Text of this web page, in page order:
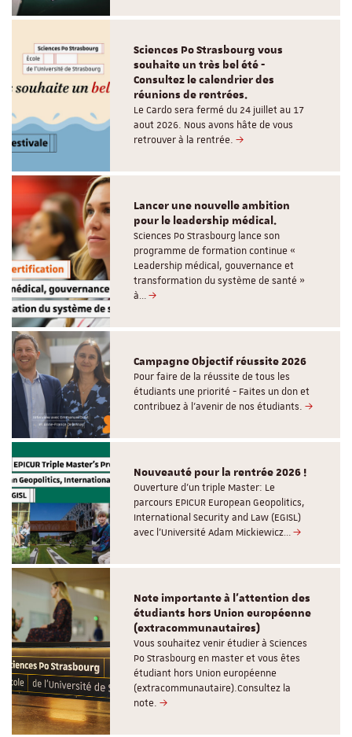
Sciences Po Strasbourg vous
souhaite un très bel été -
Consultez le calendrier des
réunions de rentrées.
Le Cardo sera fermé du 24 juillet au 17
aout 2026. Nous avons hâte de vous
retrouver à la rentrée.
Lancer une nouvelle ambition
pour le leadership médical.
Sciences Po Strasbourg lance son
programme de formation continue «
Leadership médical, gouvernance et
transformation du système de santé »
à…
Campagne Objectif réussite 2026
Pour faire de la réussite de tous les
étudiants une priorité - Faites un don et
contribuez à l’avenir de nos étudiants.
Nouveauté pour la rentrée 2026 !
Ouverture d'un triple Master: Le
parcours EPICUR European Geopolitics,
International Security and Law (EGISL)
avec l’Université Adam Mickiewicz…
Note importante à l'attention des
étudiants hors Union européenne
(extracommunautaires)
Vous souhaitez venir étudier à Sciences
Po Strasbourg en master et vous êtes
étudiant hors Union européenne
(extracommunautaire).Consultez la
note.